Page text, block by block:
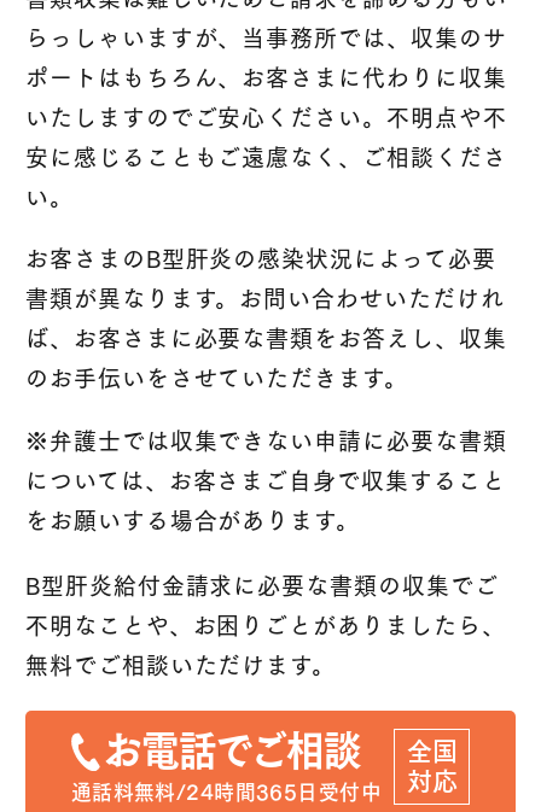
らっしゃいますが、当事務所では、収集のサ
ポートはもちろん、お客さまに代わりに収集
いたしますのでご安心ください。不明点や不
安に感じることもご遠慮なく、ご相談くださ
い。
お客さまのB型肝炎の感染状況によって必要
書類が異なります。お問い合わせいただけれ
ば、お客さまに必要な書類をお答えし、収集
のお手伝いをさせていただきます。
※弁護士では収集できない申請に必要な書類
については、お客さまご自身で収集すること
をお願いする場合があります。
B型肝炎給付金請求に必要な書類の収集でご
不明なことや、 お困りごとがありましたら、
無料でご相談いただけます。
お電話でご相談
通話料無料/24時間365日受付中
全国
対応